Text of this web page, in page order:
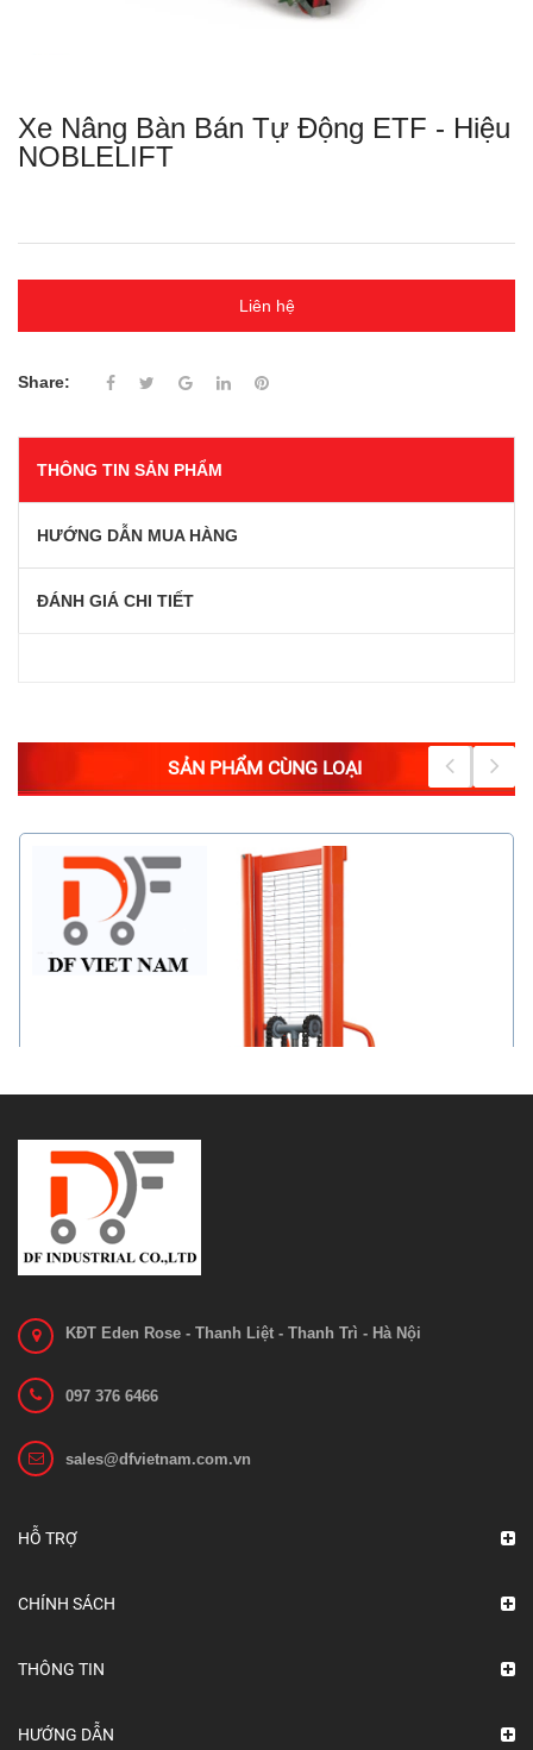
Xe Nâng Bàn Bán Tự Động ETF - Hiệu
NOBLELIFT
Liên hệ
Share:
THÔNG TIN SẢN PHẨM
HƯỚNG DẪN MUA HÀNG
ĐÁNH GIÁ CHI TIẾT
SẢN PHẨM CÙNG LOẠI
KĐT Eden Rose - Thanh Liệt - Thanh Trì - Hà Nội
097 376 6466
sales@dfvietnam.com.vn
HỖ TRỢ
CHÍNH SÁCH
THÔNG TIN
HƯỚNG DẪN